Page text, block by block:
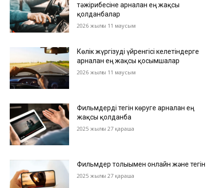
тәжірибесіне арналған ең жақсы
қолданбалар
2026 жылғы 11 маусым
Көлік жүргізуді үйренгісі келетіндерге
арналған ең жақсы қосымшалар
2026 жылғы 11 маусым
Фильмдерді тегін көруге арналған ең
жақсы қолданба
2025 жылғы 27 қараша
Фильмдер толығымен онлайн және тегін
2025 жылғы 27 қараша